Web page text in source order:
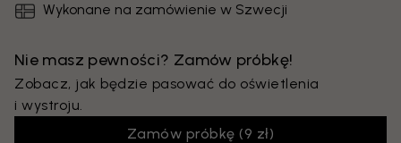
Wykonane na zamówienie w Szwecji
Nie masz pewności? Zamów próbkę!
Zobacz, jak będzie pasować do oświetlenia
i wystroju.
Zamów próbkę (9 zł)